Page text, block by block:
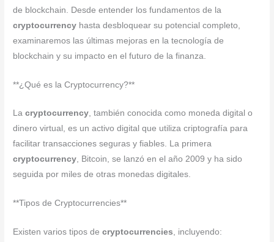
de blockchain. Desde entender los fundamentos de la
cryptocurrency hasta desbloquear su potencial completo,
examinaremos las últimas mejoras en la tecnología de
blockchain y su impacto en el futuro de la finanza.
**¿Qué es la Cryptocurrency?**
Lacryptocurrency, también conocida como moneda digital o
dinero virtual, es un activo digital que utiliza criptografía para
facilitar transacciones seguras y fiables. La primera
cryptocurrency, Bitcoin, se lanzó en el año 2009 y ha sido
seguida por miles de otras monedas digitales.
**Tipos de Cryptocurrencies**
Existen varios tipos decryptocurrencies, incluyendo: